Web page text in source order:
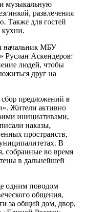
музыкальную
развлечения
Также для гостей
кухни.
начальник МБУ
Аскендеров:
людей, чтобы
друг на
предложений в
Жители активно
инициативами,
наказы,
пространств,
В
собранные во время
в дальнейшей
одним поводом
общения,
за общий дом, двор,